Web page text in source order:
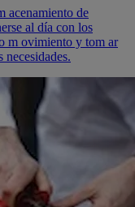
acenamiento de
al día con los
m ovimiento y tom ar
necesidades.